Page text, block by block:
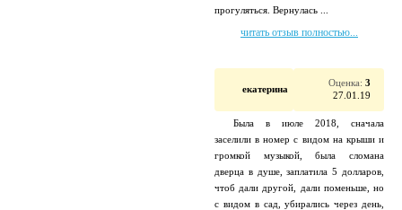
прогуляться. Вернулась ...
читать отзыв полностью...
екатерина
Оценка: 3
27.01.19
Была в июле 2018, сначала
заселили в номер с видом на крыши и
громкой музыкой, была сломана
дверца в душе, заплатила 5 долларов,
чтоб дали другой, дали поменьше, но
с видом в сад, убирались через день,